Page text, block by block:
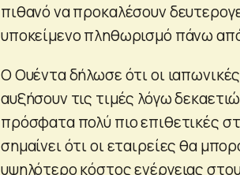
πιθανό να προκαλέσουν
υποκείμενο πληθωρισμό πάνω
Ο Ουέντα δήλωσε ότι οι
αυξήσουν τις τιμές λόγω
πρόσφατα πολύ πιο επιθετικές
σημαίνει ότι οι εταιρείες θα
υψηλότερο κόστος ενέργειας